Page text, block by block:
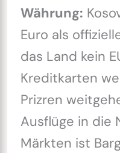
Währung:
Euro als
das Land kein
Kreditkarten
Prizren
Ausflüge in die
Märkten ist